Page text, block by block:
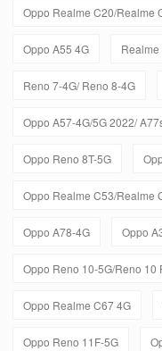
Oppo Realme C20/Realme
Oppo A55 4G Realme
Reno 7-4G/ Reno 8-4G
Oppo A57-4G/5G 2022/
Oppo Reno 8T-5G
Oppo Realme C53/Realme
Oppo A78-4G Oppo
Oppo Reno 10-5G/Reno 10
Oppo Realme C67 4G
Oppo Reno 11F-5G